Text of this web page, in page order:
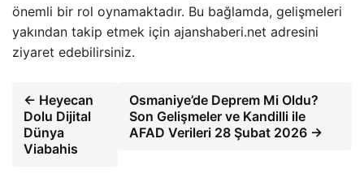
önemli bir rol oynamaktadır. Bu bağlamda, gelişmeleri
yakından takip etmek için ajanshaberi.net adresini
ziyaret edebilirsiniz.
← Heyecan
Dolu Dijital
Dünya
Viabahis
Osmaniye’de Deprem Mi Oldu?
Son Gelişmeler ve Kandilli ile
AFAD Verileri 28 Şubat 2026 →